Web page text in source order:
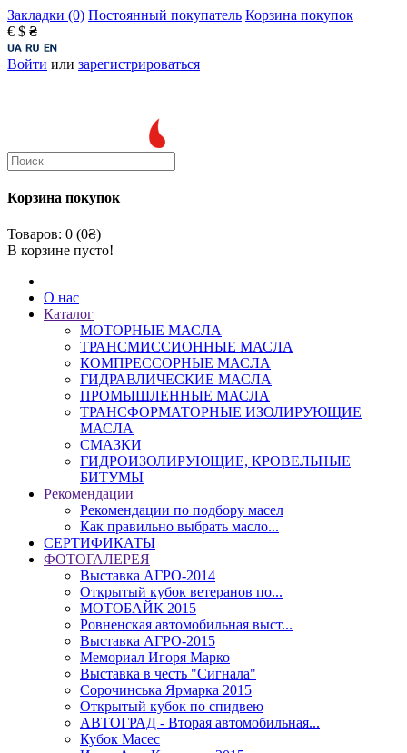
Закладки (0) Постоянный покупатель Корзина покупок
€ $ ₴
Войти или зарегистрироваться
Корзина покупок
Товаров: 0 (0₴)
В корзине пусто!
О нас
Каталог
МОТОРНЫЕ МАСЛА
ТРАНСМИССИОННЫЕ МАСЛА
КОМПРЕССОРНЫЕ МАСЛА
ГИДРАВЛИЧЕСКИЕ МАСЛА
ПРОМЫШЛЕННЫЕ МАСЛА
ТРАНСФОРМАТОРНЫЕ ИЗОЛИРУЮЩИЕ
МАСЛА
СМАЗКИ
ГИДРОИЗОЛИРУЮЩИЕ, КРОВЕЛЬНЫЕ
БИТУМЫ
Рекомендации
Рекомендации по подбору масел
Как правильно выбрать масло...
СЕРТИФИКАТЫ
ФОТОГАЛЕРЕЯ
Выставка АГРО-2014
Открытый кубок ветеранов по...
МОТОБАЙК 2015
Ровненская автомобильная выст...
Выставка АГРО-2015
Мемориал Игоря Марко
Выставка в честь "Сигнала"
Сорочинська Ярмарка 2015
Открытый кубок по спидвею
АВТОГРАД - Вторая автомобильная...
Кубок Масес